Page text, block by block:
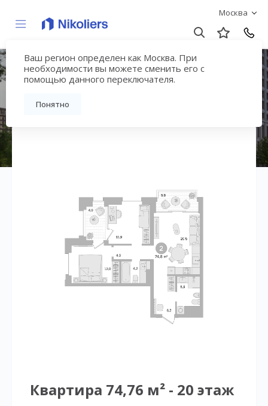
Москва
Ваш регион определен как Москва. При
необходимости вы можете сменить его с
помощью данного переключателя.
Понятно
Квартал «МОНС»
Вернуться на страницу жилого комплекса
Квартира 74,76 м² - 20 этаж